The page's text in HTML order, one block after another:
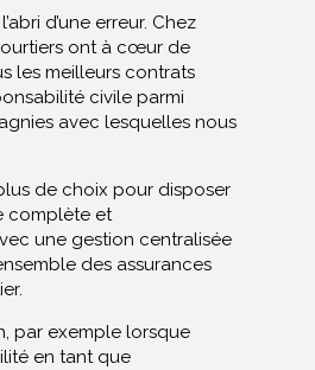
d’une erreur. Chez
ont à cœur de
les meilleurs contrats
civile parmi
avec lesquelles nous
de choix pour disposer
complète et
une gestion centralisée
des assurances
par exemple lorsque
en tant que